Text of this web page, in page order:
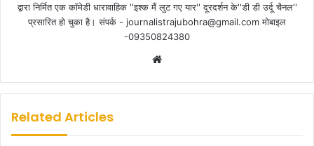
द्वारा निर्मित एक कॉमेडी धारावाहिक ''इश्क मैं लुट गए यार'' दूरदर्शन के''डी डी उर्दू चैनल''
प्रसारित हो चुका है। संपर्क - journalistrajubohra@gmail.com मोबाइल
-09350824380
b
Related Articles